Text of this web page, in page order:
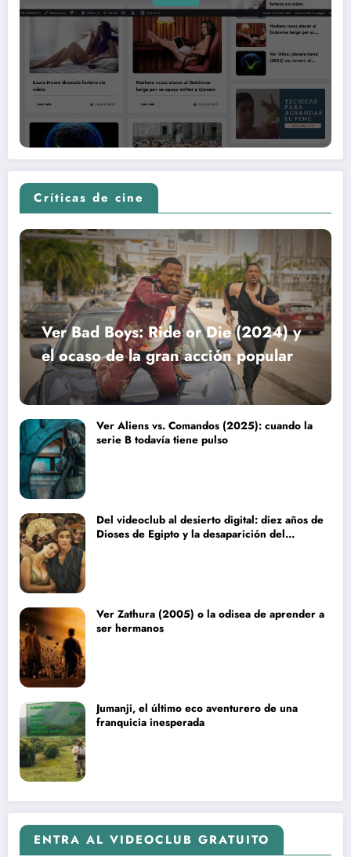
Críticas de cine
Ver Bad Boys: Ride or Die (2024) y
el ocaso de la gran acción popular
Ver Aliens vs. Comandos (2025): cuando la
serie B todavía tiene pulso
Del videoclub al desierto digital: diez años de
Dioses de Egipto y la desaparición del
Ver Zathura (2005) o la odisea de aprender a
ser hermanos
Jumanji, el último eco aventurero de una
franquicia inesperada
ENTRA AL VIDEOCLUB GRATUITO